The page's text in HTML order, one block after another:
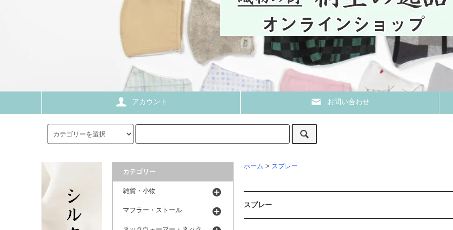
アカウント お問い合わせ
ホーム > スプレー
スプレー
カテゴリー
雑貨・小物
マフラー・ストール